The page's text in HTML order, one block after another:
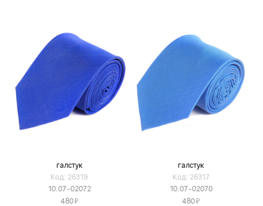
галстук
Код: 26319
10.07-02072
480Я
галстук
Код: 26317
10.07-02070
480Я